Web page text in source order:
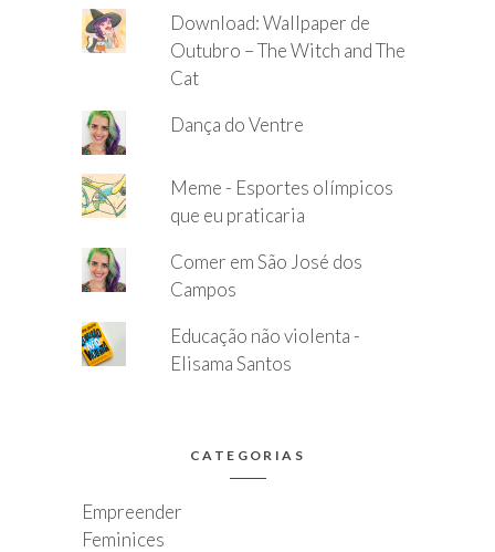
Download: Wallpaper de
Outubro – The Witch and The
Cat
Dança do Ventre
Meme - Esportes olímpicos
que eu praticaria
Comer em São José dos
Campos
Educação não violenta -
Elisama Santos
CATEGORIAS
Empreender
Feminices